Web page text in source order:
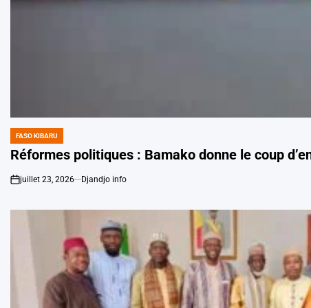
POSTED
IN
FASO KIBARU
Réformes politiques : Bamako donne le coup
on
juillet 23, 2026 Djandjo info